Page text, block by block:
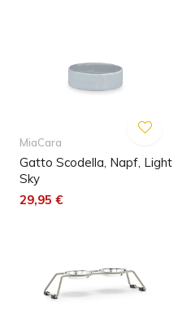
MiaCara
Gatto Scodella, Napf, Light
Sky
29,95 €